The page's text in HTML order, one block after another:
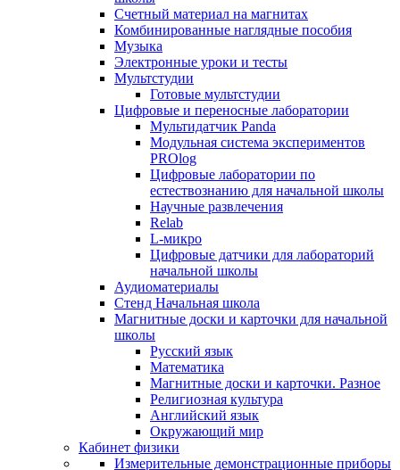
Счетный материал на магнитах
Комбинированные наглядные пособия
Музыка
Электронные уроки и тесты
Мультстудии
Готовые мультстудии
Цифровые и переносные лаборатории
Мультидатчик Panda
Модульная система экспериментов
PROlog
Цифровые лаборатории по
естествознанию для начальной школы
Научные развлечения
Relab
L-микро
Цифровые датчики для лабораторий
начальной школы
Аудиоматериалы
Стенд Начальная школа
Магнитные доски и карточки для начальной
школы
Русский язык
Математика
Магнитные доски и карточки. Разное
Религиозная культура
Английский язык
Окружающий мир
Кабинет физики
Измерительные демонстрационные приборы